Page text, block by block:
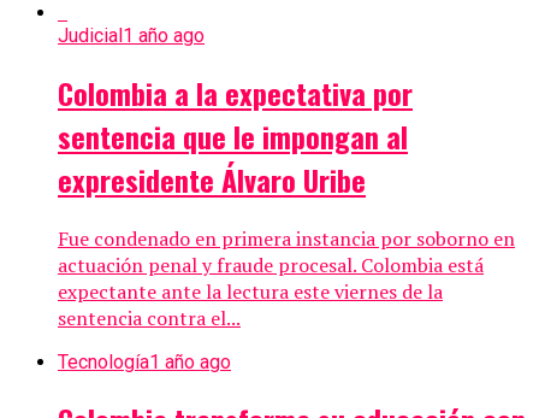
Judicial 1 año ago
Colombia a la expectativa por
sentencia que le impongan al
expresidente Álvaro Uribe
Fue condenado en primera instancia por soborno en
actuación penal y fraude procesal. Colombia está
expectante ante la lectura este viernes de la
sentencia contra el...
Tecnología1 año ago